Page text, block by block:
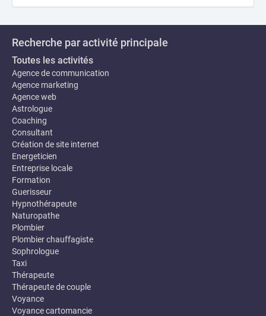
Recherche par activité principale
Toutes les activités
Agence de communication
Agence marketing
Agence web
Astrologue
Coaching
Consultant
Création de site internet
Energeticien
Entreprise locale
Formation
Guerisseur
Hypnothérapeute
Naturopathe
Plombier
Plombier chauffagiste
Sophrologue
Taxi
Thérapeute
Thérapeute de couple
Voyance
Voyance cartomancie